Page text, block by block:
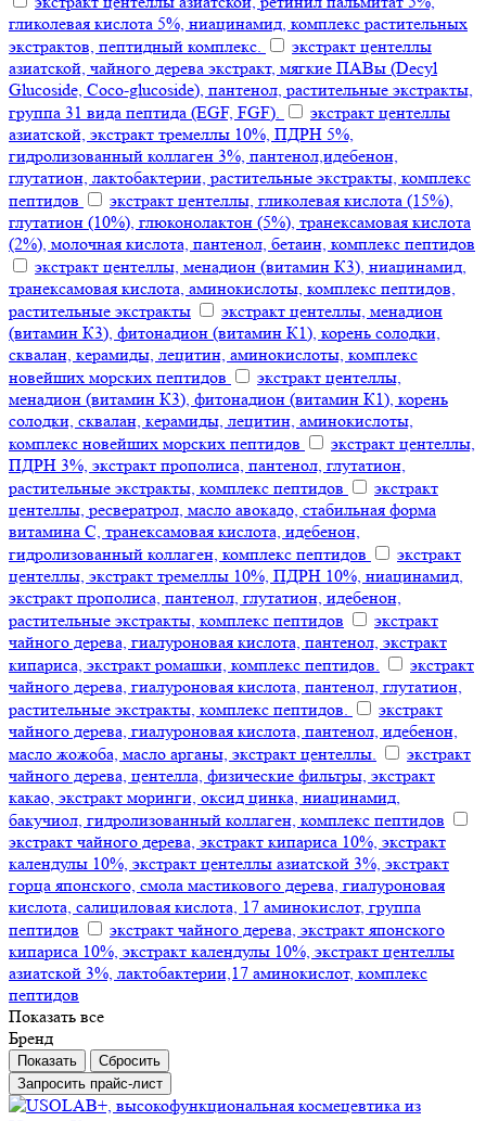
гликолевая кислота 5%, ниацинамид, комплекс растительных
экстрактов, пептидный комплекс.
экстракт центеллы
азиатской, чайного дерева экстракт, мягкие ПАВы (Decyl
Glucoside, Coco-glucoside), пантенол, растительные экстракты,
группа 31 вида пептида (EGF, FGF).
экстракт центеллы
азиатской, экстракт тремеллы 10%, ПДРН 5%,
гидролизованный коллаген 3%, пантенол,идебенон,
глутатион, лактобактерии, растительные экстракты, комплекс
пептидов
экстракт центеллы, гликолевая кислота (15%),
глутатион (10%), глюконолактон (5%), транексамовая кислота
(2%), молочная кислота, пантенол, бетаин, комплекс пептидов
экстракт центеллы, менадион (витамин К3), ниацинамид,
транексамовая кислота, аминокислоты, комплекс пептидов,
растительные экстракты
экстракт центеллы, менадион
(витамин К3), фитонадион (витамин К1), корень солодки,
сквалан, керамиды, лецитин, аминокислоты, комплекс
новейших морских пептидов
экстракт центеллы,
менадион (витамин К3), фитонадион (витамин К1), корень
солодки, сквалан, керамиды, лецитин, аминокислоты,
комплекс новейших морских пептидов
экстракт центеллы,
ПДРН 3%, экстракт прополиса, пантенол, глутатион,
растительные экстракты, комплекс пептидов
экстракт
центеллы, ресвератрол, масло авокадо, стабильная форма
витамина С, транексамовая кислота, идебенон,
гидролизованный коллаген, комплекс пептидов
экстракт
центеллы, экстракт тремеллы 10%, ПДРН 10%, ниацинамид,
экстракт прополиса, пантенол, глутатион, идебенон,
растительные экстракты, комплекс пептидов
экстракт
чайного дерева, гиалуроновая кислота, пантенол, экстракт
кипариса, экстракт ромашки, комплекс пептидов.
экстракт
чайного дерева, гиалуроновая кислота, пантенол, глутатион,
растительные экстракты, комплекс пептидов.
экстракт
чайного дерева, гиалуроновая кислота, пантенол, идебенон,
масло жожоба, масло арганы, экстракт центеллы.
экстракт
чайного дерева, центелла, физические фильтры, экстракт
какао, экстракт моринги, оксид цинка, ниацинамид,
бакучиол, гидролизованный коллаген, комплекс пептидов
экстракт чайного дерева, экстракт кипариса 10%, экстракт
календулы 10%, экстракт центеллы азиатской 3%, экстракт
горца японского, смола мастикового дерева, гиалуроновая
кислота, салициловая кислота, 17 аминокислот, группа
пептидов
экстракт чайного дерева, экстракт японского
кипариса 10%, экстракт календулы 10%, экстракт центеллы
азиатской 3%, лактобактерии,17 аминокислот, комплекс
пептидов
Показать все
Бренд
Сбросить
Запросить прайс-лист